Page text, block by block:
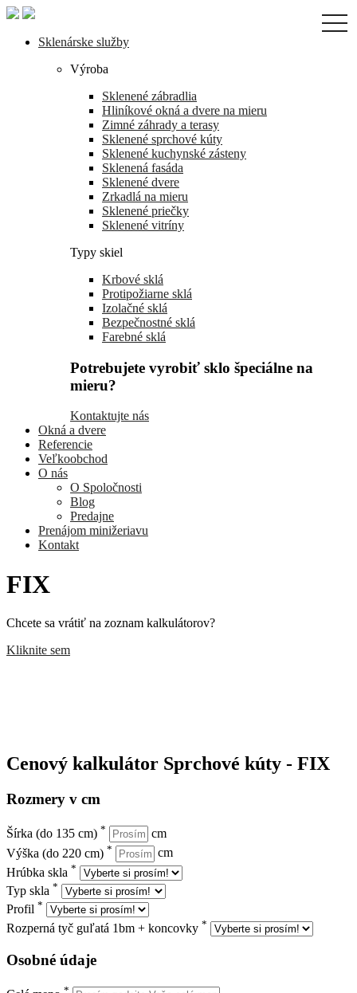
Skip
Sklenárske služby
Výroba
Sklenené zábradlia
Hliníkové okná a dvere na mieru
Zimné záhrady a terasy
Sklenené sprchové kúty
Sklenené kuchynské zásteny
Sklenená fasáda
Sklenené dvere
Zrkadlá na mieru
Sklenené priečky
Sklenené vitríny
Typy skiel
Krbové sklá
Protipožiarne sklá
Izolačné sklá
Bezpečnostné sklá
Farebné sklá
Potrebujete vyrobiť sklo špeciálne na
mieru?
Kontaktujte nás
Okná a dvere
Referencie
Veľkoobchod
O nás
O Spoločnosti
Blog
Predajne
Prenájom minižeriavu
Kontakt
FIX
Chcete sa vrátiť na zoznam kalkulátorov?
Kliknite sem
Cenový kalkulátor Sprchové kúty - FIX
Rozmery v cm
Šírka (do 135 cm) *
cm
Výška (do 220 cm) *
cm
Hrúbka skla *
Typ skla *
Profil *
Rozperná tyč guľatá 1bm + koncovky *
Osobné údaje
*